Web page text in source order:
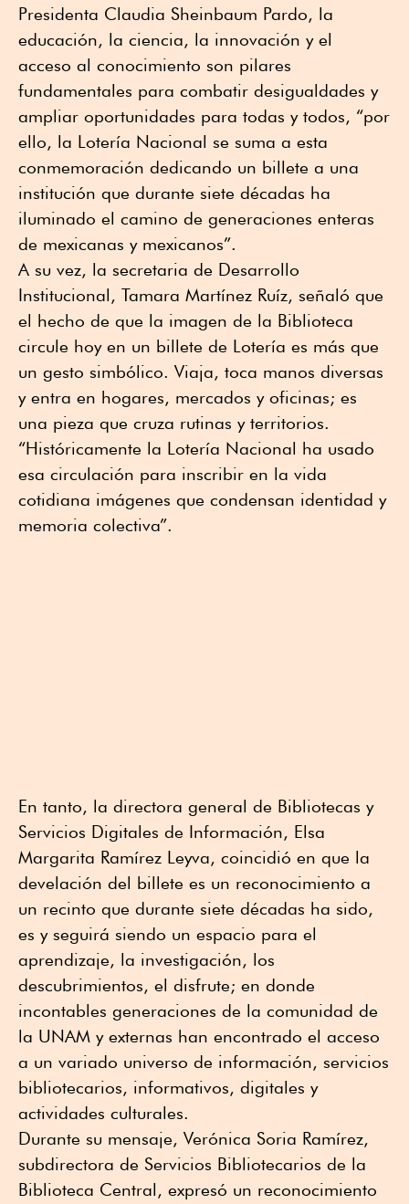
Presidenta Claudia Sheinbaum Pardo, la
educación, la ciencia, la innovación y el
acceso al conocimiento son pilares
fundamentales para combatir desigualdades y
ampliar oportunidades para todas y todos, “por
ello, la Lotería Nacional se suma a esta
conmemoración dedicando un billete a una
institución que durante siete décadas ha
iluminado el camino de generaciones enteras
de mexicanas y mexicanos”.
A su vez, la secretaria de Desarrollo
Institucional, Tamara Martínez Ruíz, señaló que
el hecho de que la imagen de la Biblioteca
circule hoy en un billete de Lotería es más que
un gesto simbólico. Viaja, toca manos diversas
y entra en hogares, mercados y oficinas; es
una pieza que cruza rutinas y territorios.
“Históricamente la Lotería Nacional ha usado
esa circulación para inscribir en la vida
cotidiana imágenes que condensan identidad y
memoria colectiva”.
En tanto, la directora general de Bibliotecas y
Servicios Digitales de Información, Elsa
Margarita Ramírez Leyva, coincidió en que la
develación del billete es un reconocimiento a
un recinto que durante siete décadas ha sido,
es y seguirá siendo un espacio para el
aprendizaje, la investigación, los
descubrimientos, el disfrute; en donde
incontables generaciones de la comunidad de
la UNAM y externas han encontrado el acceso
a un variado universo de información, servicios
bibliotecarios, informativos, digitales y
actividades culturales.
Durante su mensaje, Verónica Soria Ramírez,
subdirectora de Servicios Bibliotecarios de la
Biblioteca Central, expresó un reconocimiento